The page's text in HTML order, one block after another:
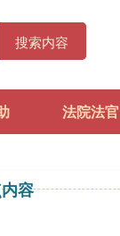
搜索内容
法院法官
容